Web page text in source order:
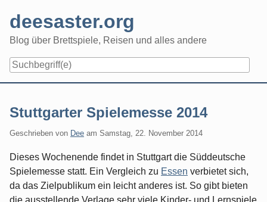
content
deesaster.org
Blog über Brettspiele, Reisen und alles andere
Stuttgarter Spielemesse 2014
Geschrieben von Dee am Samstag, 22. November 2014
Dieses Wochenende findet in Stuttgart die Süddeutsche
Spielemesse statt. Ein Vergleich zu Essen verbietet sich,
da das Zielpublikum ein leicht anderes ist. So gibt bieten